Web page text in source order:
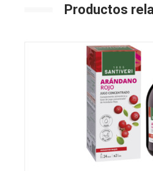
Productos